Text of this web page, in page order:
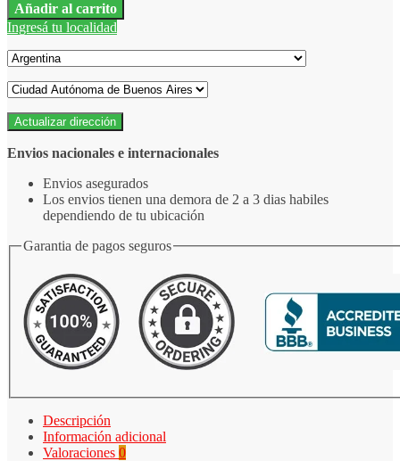
Añadir al carrito
Ingresá tu localidad
Actualizar dirección
Envios nacionales e internacionales
Envios asegurados
Los envios tienen una demora de 2 a 3 dias habiles
dependiendo de tu ubicación
Garantia de pagos seguros
Descripción
Información adicional
Valoraciones 0